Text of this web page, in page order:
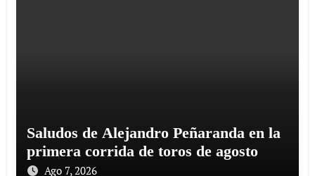
Saludos de Alejandro Peñaranda en la
primera corrida de toros de agosto
Ago 7, 2026